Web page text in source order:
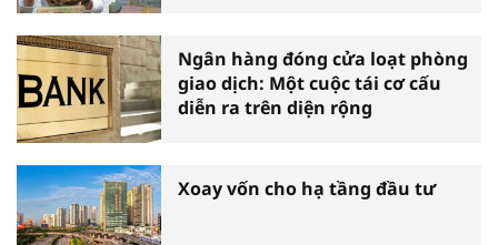
Ngân hàng đóng cửa loạt phòng
giao dịch: Một cuộc tái cơ cấu
diễn ra trên diện rộng
Xoay vốn cho hạ tầng đầu tư